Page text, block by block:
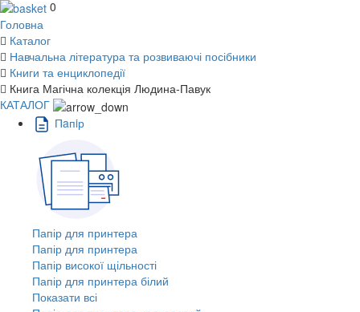
0
Головна
Каталог
Навчальна література та розвиваючі посібники
Книги та енциклопедії
Книга Магічна колекція Людина-Павук
КАТАЛОГ
Пaпiр
Папір для принтера
Папір для принтера
Папір високої щільності
Папір для принтера білий
Показати всі